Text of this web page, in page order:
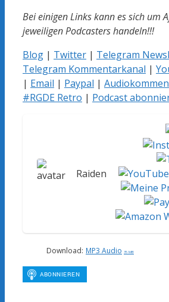
Bei einigen Links kann es sich um
jeweiligen Podcasters handeln!!!
Blog | Twitter | Telegram
Telegram Kommentarkanal |
| Email | Paypal |
#RGDE Retro | Podcast
Raiden
Download: MP3 Audio 35 MB